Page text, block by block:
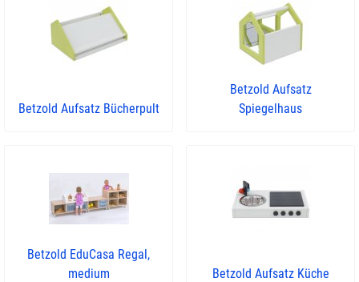
Betzold Aufsatz Bücherpult
Betzold Aufsatz
Spiegelhaus
Betzold EduCasa Regal,
medium
Betzold Aufsatz Küche